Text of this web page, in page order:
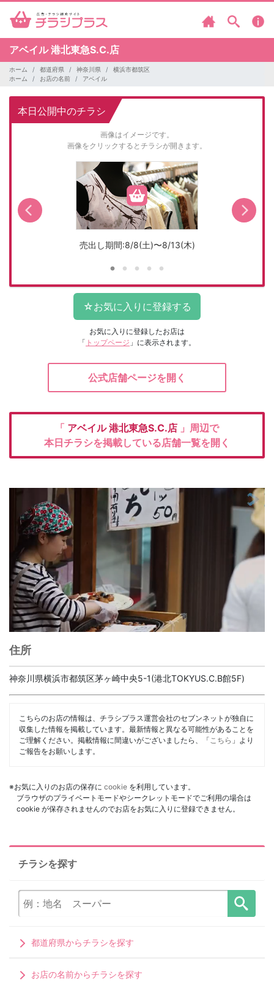
アベイル港北東急S.C.店
ホーム 都道府県 神奈川県
横浜市都筑区
ホーム
お店の名前 アベイル
本日公開中のチラシ
画像はイメージです。
画像をクリックするとチラシが開きます。
売出し期間:8/8(土)〜8/13(木)
お気に入りに登録したお店は
「 トップページ 」に表示されます。
公式店舗ページを開く
「 アベイル港北東急S.C.店 」周辺で
本日チラシを掲載している店舗一覧を開く
住所
神奈川県横浜市都筑区茅ヶ崎中央5-1(港北TOKYUS.C.B館5F)
こちらのお店の情報は、チラシプラス運営会社のセブンネットが独自に
収集した情報を掲載しています。最新情報と異なる可能性があることを
ご理解ください。掲載情報に間違いがございましたら、「 こちら 」より
ご報告をお願いします。
※お気に入りのお店の保存に cookie を利用しています。
ブラウザのプライベートモードやシークレットモードでご利用の場合は
cookie が保存されませんのでお店をお気に入りに登録できません。
チラシを探す
都道府県からチラシを探す
お店の名前からチラシを探す